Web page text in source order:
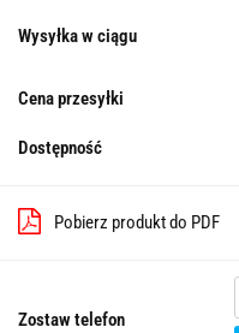
Wysyłka w ciągu
Cena przesyłki
Dostępność
Pobierz produkt do PDF
Zostaw telefon